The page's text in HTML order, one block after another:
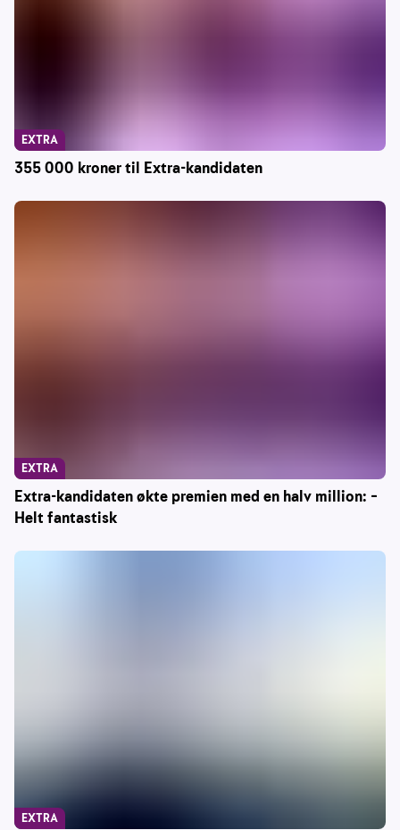
355 000 kroner til Extra-kandidaten
EXTRA
Extra-kandidaten økte premien med en halv million: –
Helt fantastisk
EXTRA
EXTRA